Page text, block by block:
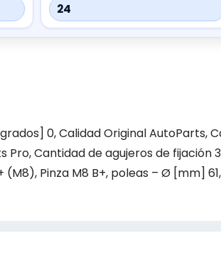
24
0, Calidad Original AutoParts,
Pro, Cantidad de agujeros de
(M8), Pinza M8 B+, poleas – Ø [mm]